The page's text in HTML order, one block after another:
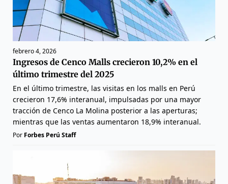
febrero 4, 2026
Ingresos de Cenco Malls crecieron 10,2% en el
último trimestre del 2025
En el último trimestre, las visitas en los malls en Perú
crecieron 17,6% interanual, impulsadas por una mayor
tracción de Cenco La Molina posterior a las aperturas;
mientras que las ventas aumentaron 18,9% interanual.
Por Forbes Perú Staff